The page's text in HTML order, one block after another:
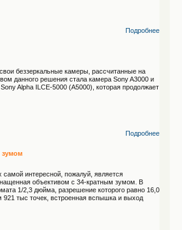
Подробнее
беззеркальные камеры, рассчитанные на
данного решения стала камера Sony A3000 и
Alpha ILCE-5000 (A5000), которая продолжает
Подробнее
зумом
интересной, пожалуй, является
объективом с 34-кратным зумом. В
1/2,3 дюйма, разрешение которого равно 16,0
тыс точек, встроенная вспышка и выход